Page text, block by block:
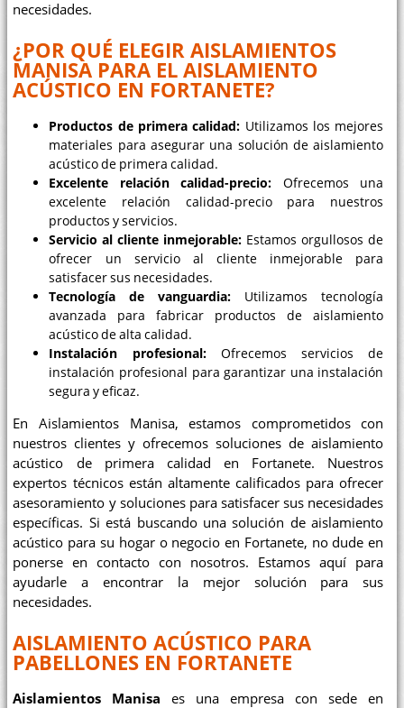
necesidades.
¿POR QUÉ ELEGIR AISLAMIENTOS
MANISA PARA EL AISLAMIENTO
ACÚSTICO EN FORTANETE?
Productos de primera calidad: Utilizamos los mejores
materiales para asegurar una solución de aislamiento
acústico de primera calidad.
Excelente relación calidad-precio: Ofrecemos una
excelente relación calidad-precio para nuestros
productos y servicios.
Servicio al cliente inmejorable: Estamos orgullosos de
ofrecer un servicio al cliente inmejorable para
satisfacer sus necesidades.
Tecnología de vanguardia: Utilizamos tecnología
avanzada para fabricar productos de aislamiento
acústico de alta calidad.
Instalación profesional:Ofrecemos servicios de
instalación profesional para garantizar una instalación
segura y eficaz.
En Aislamientos Manisa, estamos comprometidos con
nuestros clientes y ofrecemos soluciones de aislamiento
acústico de primera calidad en Fortanete. Nuestros
expertos técnicos están altamente calificados para ofrecer
asesoramiento y soluciones para satisfacer sus necesidades
específicas. Si está buscando una solución de aislamiento
acústico para su hogar o negocio en Fortanete, no dude en
ponerse en contacto con nosotros. Estamos aquí para
ayudarle a encontrar la mejor solución para sus
necesidades.
AISLAMIENTO ACÚSTICO PARA
PABELLONES EN FORTANETE
Aislamientos Manisa es una empresa con sede en